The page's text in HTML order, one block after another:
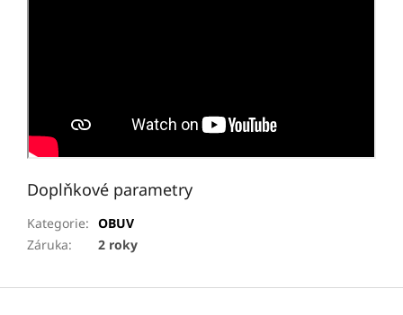
Doplňkové parametry
Kategorie: OBUV
Záruka: 2 roky
Z